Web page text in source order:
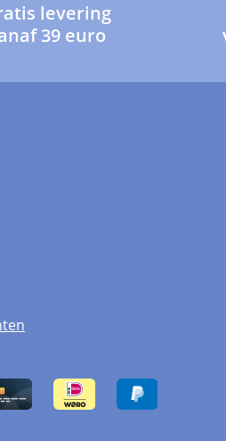
levering
39 euro